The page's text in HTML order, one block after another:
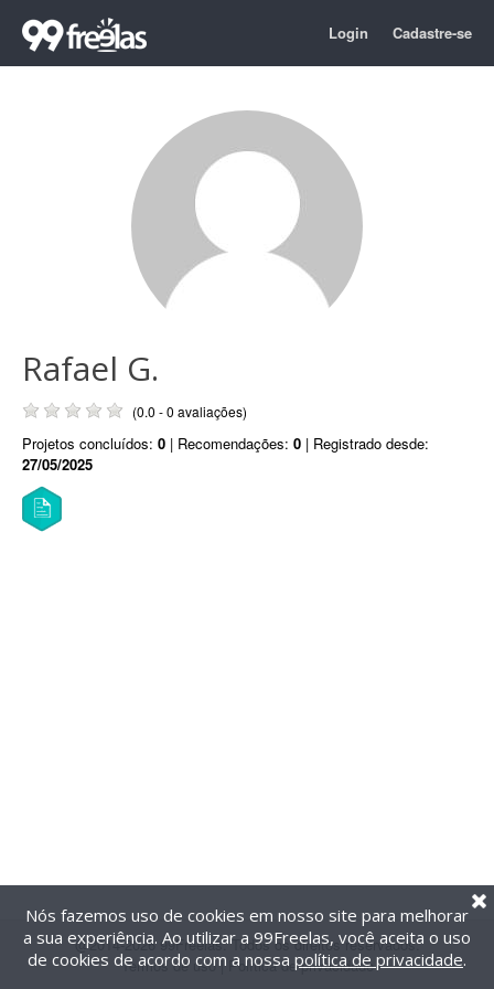
Login Cadastre-se
Rafael G.
(0.0 - 0 avaliações)
Projetos concluídos: 0 | Recomendações: 0 | Registrado desde:
27/05/2025
@2014-2026 99Freelas. Todos os direitos reservados.
Termos de uso| Política de privacidade
Nós fazemos uso de cookies em nosso site para melhorar
a sua experiência. Ao utilizar a 99Freelas, você aceita o uso
de cookies de acordo com a nossa política de privacidade.